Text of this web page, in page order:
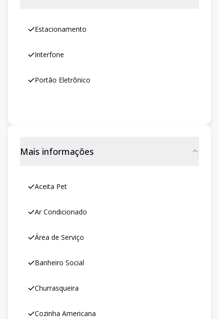
Estacionamento
Interfone
Portão Eletrônico
Mais informações
Aceita Pet
Ar Condicionado
Área de Serviço
Banheiro Social
Churrasqueira
Cozinha Americana